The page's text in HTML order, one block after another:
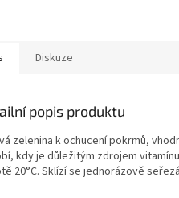
Diskuze
popis produktu
zelenina k ochucení pokrmů,
kdy je důležitým zdrojem
20°C. Sklízí se jednorázově